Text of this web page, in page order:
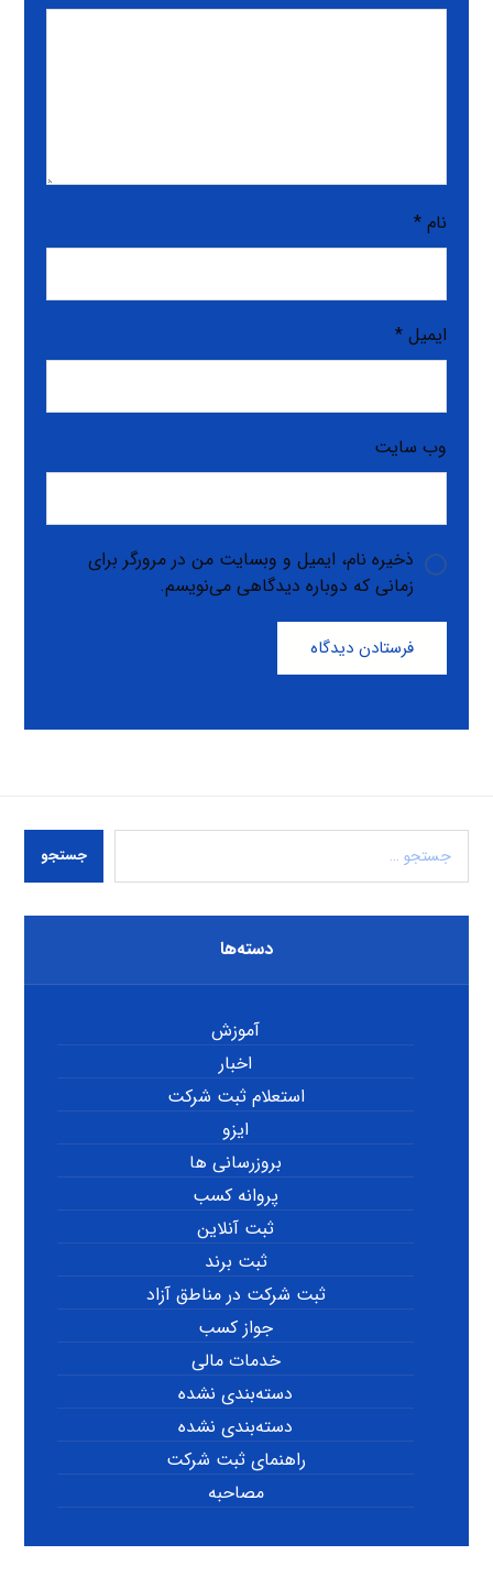
نام*
ایمیل*
وب‌ سایت
ذخیره نام، ایمیل و وبسایت من در مرورگر برای
زمانی که دوباره دیدگاهی می‌نویسم.
فرستادن دیدگاه
جستجو
دسته‌ها
آموزش
اخبار
استعلام ثبت شرکت
ایزو
بروزرسانی ها
پروانه کسب
ثبت آنلاین
ثبت برند
ثبت شرکت در مناطق آزاد
جواز کسب
خدمات مالی
دسته‌بندی نشده
دسته‌بندی نشده
راهنمای ثبت شرکت
مصاحبه